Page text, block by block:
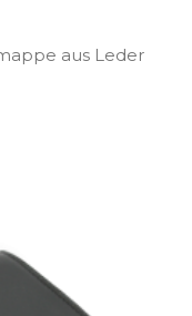
aus Leder